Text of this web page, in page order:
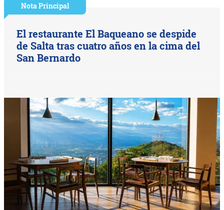
Nota Principal
El restaurante El Baqueano se despide
de Salta tras cuatro años en la cima del
San Bernardo